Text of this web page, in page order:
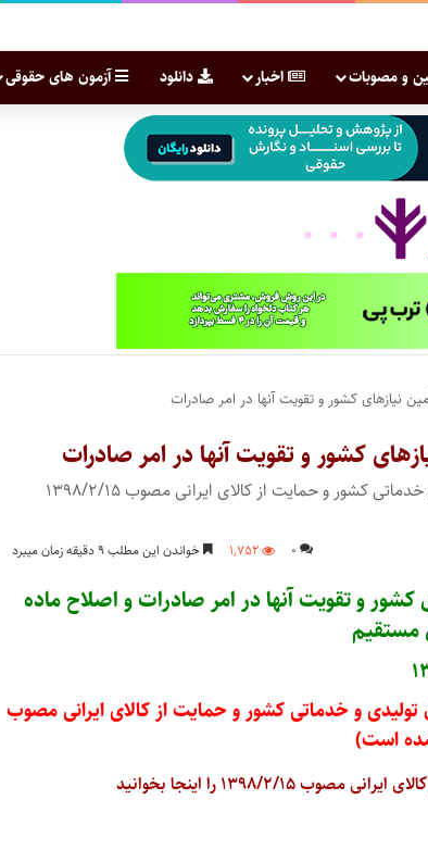
و مصوبات اخبار دانلود آزمون های حقوقی
نیازهای کشور و تقویت آنها در امر صادرات
کشور و تقویت آنها در امر صادرات
این قانون به جز مواد ۱۲ و ۱۳ آن به موجب قانون حداکثر استفاده از توان تولیدی و خدماتی کشور و حمایت از کالای ایرانی مصوب ۱۳۹۸/۲/۱۵
۰ ۱,۷۵۲ خواندن این مطلب ۹ دقیقه زمان میبرد
کشور و تقویت آنها در امر صادرات و اصلاح ماده
تولیدی و خدماتی کشور و حمایت از کالای ایرانی مصوب
است)
۲/۱۵ را اینجا بخوانید